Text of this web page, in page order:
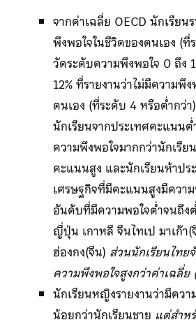
จากค่าเฉลี่ย OECD นักเรียน
พึงพอใจในชีวิตของตนเอง (ที่
วัดระดับความพึงพอใจ 0 ถึง
12% ที่รายงานว่าไม่มีความพึ
ตนเอง (ที่ระดับ 4 หรือต่ำกว่
นักเรียนจากประเทศคะแนนต่
ความพึงพอใจมากกว่านักเรีย
คะแนนสูง และนักเรียนห้าปร
เศรษฐกิจที่มีคะแนนสูงมีควา
อันดับที่มีความพอใจต่ำจนถึง
ญี่ปุ่น เกาหลี จีนไทเป มาเก๊า
ฮ่องกง(จีน) ส่วนนักเรียนไทย
ความพึงพอใจสูงกว่าค่าเฉลี่ย
นักเรียนหญิงรายงานว่ามีควา
น้อยกว่านักเรียนชาย แต่สำห